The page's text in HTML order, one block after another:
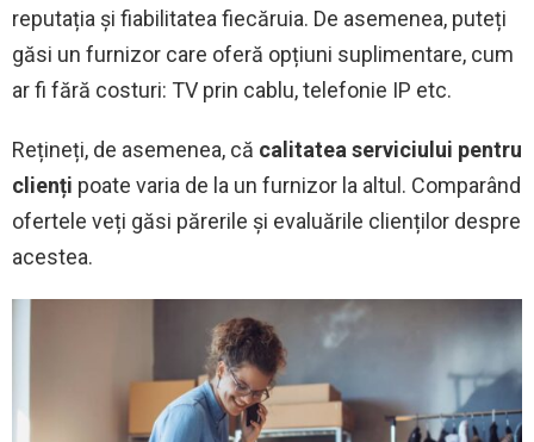
reputația și fiabilitatea fiecăruia. De asemenea, puteți
găsi un furnizor care oferă opțiuni suplimentare, cum
ar fi fără costuri: TV prin cablu, telefonie IP etc.
Rețineți, de asemenea, că calitatea serviciului pentru
clienți poate varia de la un furnizor la altul. Comparând
ofertele veți găsi părerile și evaluările clienților despre
acestea.